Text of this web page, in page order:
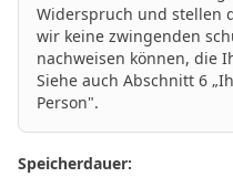
Widerspruch und stellen
wir keine zwingenden
nachweisen können, die
Siehe auch Abschnitt 6
Person".
Speicherdauer: